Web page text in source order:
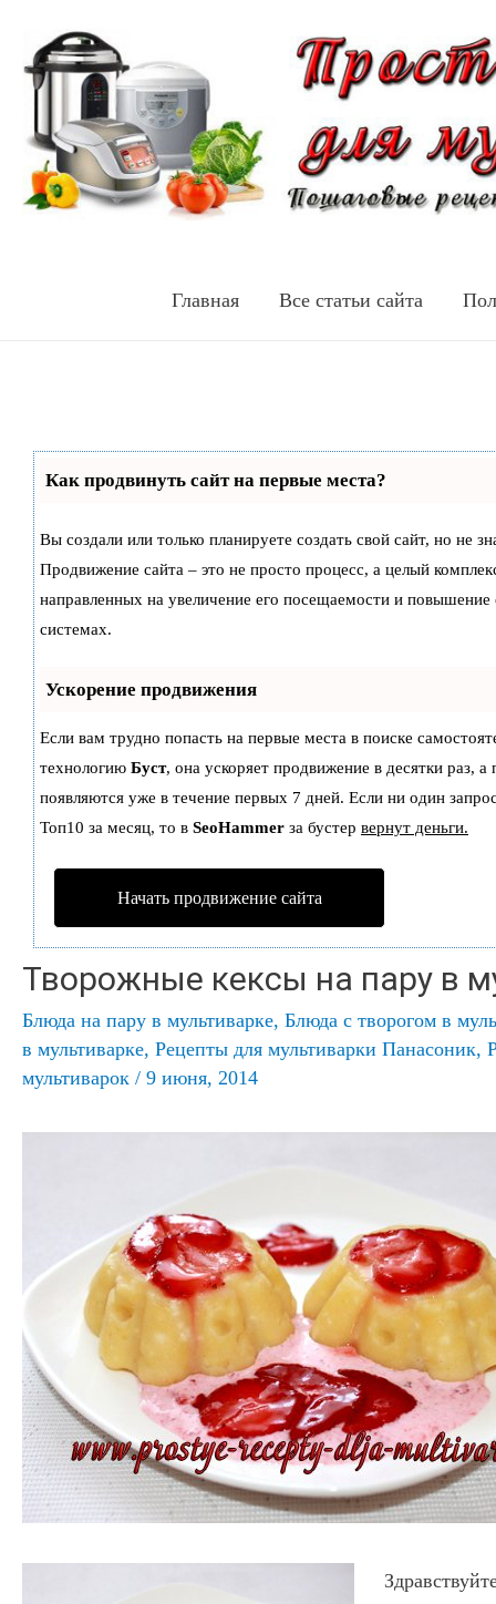
Главная Все статьи сайта
Как продвинуть сайт на первые места?
Вы создали или только планируете создать свой сайт, но не
Продвижение сайта – это не просто процесс, а целый
направленных на увеличение его посещаемости и повышение
системах.
Ускорение продвижения
Если вам трудно попасть на первые места в поиске
технологию Буст, она ускоряет продвижение в десятки раз, а
появляются уже в течение первых 7 дней. Если ни один
Топ10 за месяц, то в SeoHammer за бустер вернут деньги.
Начать продвижение сайта
Творожные кексы на пару в
Блюда на пару в мультиварке, Блюда с творогом в
в мультиварке, Рецепты для мультиварки Панасоник,
мультиварок / 9 июня, 2014